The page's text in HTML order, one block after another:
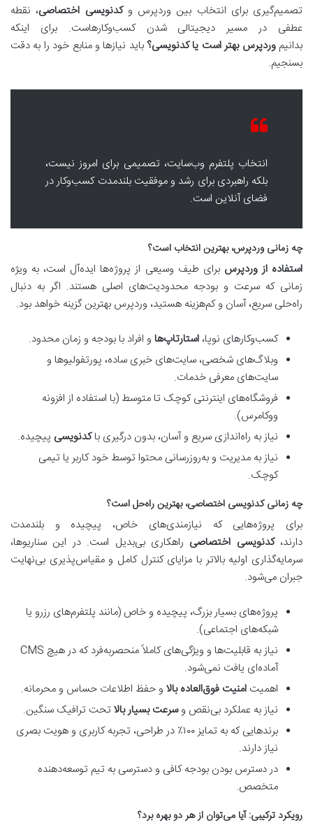
تصمیم‌گیری برای انتخاب بین وردپرس وکدنویسی اختصاصی، نقطه
عطفی در مسیر دیجیتالی شدن کسب‌وکارهاست. برای اینکه
بدانیموردپرس بهتر است یا کدنویسی؟ باید نیازها و منابع خود را به دقت
بسنجیم.
انتخاب پلتفرم وب‌سایت، تصمیمی برای امروز نیست،
بلکه راهبردی برای رشد و موفقیت بلندمدت کسب‌وکار در
فضای آنلاین است.
چه زمانی وردپرس، بهترین انتخاب است؟
استفاده از وردپرس برای طیف وسیعی از پروژه‌ها ایده‌آل است، به ویژه
زمانی که سرعت و بودجه محدودیت‌های اصلی هستند. اگر به دنبال
راه‌حلی سریع، آسان و کم‌هزینه هستید، وردپرس بهترین گزینه خواهد بود.
کسب‌وکارهای نوپا، استارتاپ‌ها و افراد با بودجه و زمان محدود.
وبلاگ‌های شخصی، سایت‌های خبری ساده، پورتفولیوها و
سایت‌های معرفی خدمات.
فروشگاه‌های اینترنتی کوچک تا متوسط (با استفاده از افزونه
ووکامرس).
نیاز به راه‌اندازی سریع و آسان، بدون درگیری باکدنویسی پیچیده.
نیاز به مدیریت و به‌روزرسانی محتوا توسط خود کاربر یا تیمی
کوچک.
چه زمانی کدنویسی اختصاصی، بهترین راه‌حل است؟
برای پروژه‌هایی که نیازمندی‌های خاص، پیچیده و بلندمدت
دارند،کدنویسی اختصاصی راهکاری بی‌بدیل است. در این سناریوها،
سرمایه‌گذاری اولیه بالاتر با مزایای کنترل کامل و مقیاس‌پذیری بی‌نهایت
جبران می‌شود.
پروژه‌های بسیار بزرگ، پیچیده و خاص (مانند پلتفرم‌های رزرو یا
شبکه‌های اجتماعی).
نیاز به قابلیت‌ها و ویژگی‌های کاملاً منحصربه‌فرد که در هیچ CMS
آماده‌ای یافت نمی‌شود.
اهمیت امنیت فوق‌العاده بالا و حفظ اطلاعات حساس و محرمانه.
نیاز به عملکرد بی‌نقص وسرعت بسیار بالا تحت ترافیک سنگین.
برندهایی که به تمایز ۱۰۰٪ در طراحی، تجربه کاربری و هویت بصری
نیاز دارند.
در دسترس بودن بودجه کافی و دسترسی به تیم توسعه‌دهنده
متخصص.
رویکرد ترکیبی: آیا می‌توان از هر دو بهره برد؟